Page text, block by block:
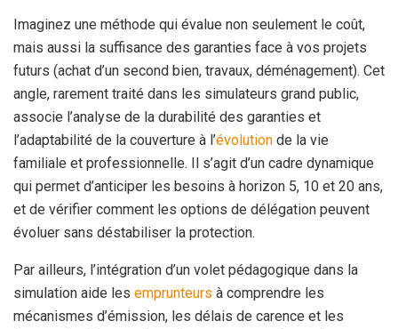
Imaginez une méthode qui évalue non seulement le coût,
mais aussi la suffisance des garanties face à vos projets
futurs (achat d’un second bien, travaux, déménagement). Cet
angle, rarement traité dans les simulateurs grand public,
associe l’analyse de la durabilité des garanties et
l’adaptabilité de la couverture à l’évolution de la vie
familiale et professionnelle. Il s’agit d’un cadre dynamique
qui permet d’anticiper les besoins à horizon 5, 10 et 20 ans,
et de vérifier comment les options de délégation peuvent
évoluer sans déstabiliser la protection.
Par ailleurs, l’intégration d’un volet pédagogique dans la
simulation aide les emprunteurs à comprendre les
mécanismes d’émission, les délais de carence et les